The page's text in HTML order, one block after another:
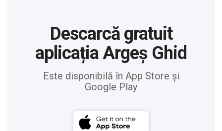
Descarcă gratuit
aplicația Argeș Ghid
Este disponibilă în App Store și
Google Play